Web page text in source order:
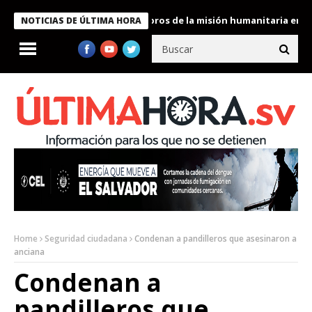
NOTICIAS DE ÚLTIMA HORA
Bukele condecora a miembros de la misión humanitaria enviada
Home Seguridad ciudadana
Condenan a pandilleros que asesinaron a
anciana
Condenan a